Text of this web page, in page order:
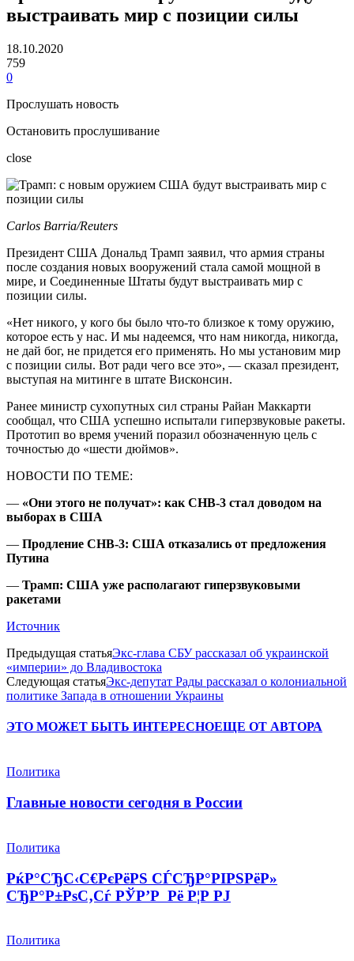
выстраивать мир с позиции силы
18.10.2020
759
0
Прослушать новость
Остановить прослушивание
close
Carlos Barria/Reuters
Президент США Дональд Трамп заявил, что армия страны
после создания новых вооружений стала самой мощной в
мире, и Соединенные Штаты будут выстраивать мир с
позиции силы.
«Нет никого, у кого бы было что-то близкое к тому оружию,
которое есть у нас. И мы надеемся, что нам никогда, никогда,
не дай бог, не придется его применять. Но мы установим мир
с позиции силы. Вот ради чего все это», — сказал президент,
выступая на митинге в штате Висконсин.
Ранее министр сухопутных сил страны Райан Маккарти
сообщал, что США успешно испытали гиперзвуковые ракеты.
Прототип во время учений поразил обозначенную цель с
точностью до «шести дюймов».
НОВОСТИ ПО ТЕМЕ:
— «Они этого не получат»: как СНВ-3 стал доводом на
выборах в США
— Продление СНВ-3: США отказались от предложения
Путина
— Трамп: США уже располагают гиперзвуковыми
ракетами
Источник
Предыдущая статьяЭкс-глава СБУ рассказал об украинской
«империи» до Владивостока
Следующая статьяЭкс-депутат Рады рассказал о колониальной
политике Запада в отношении Украины
ЭТО МОЖЕТ БЫТЬ ИНТЕРЕСНОЕЩЕ ОТ АВТОРА
Политика
Главные новости сегодня в России
Политика
РќР°СЂС‹С€РєРёРЅ СЃСЂР°РІРЅРёР»
СЂР°Р±РѕС‚Сѓ РЎР’Р Рё Р¦Р РЈ
Политика